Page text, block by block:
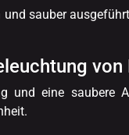
sauber
und eine saubere